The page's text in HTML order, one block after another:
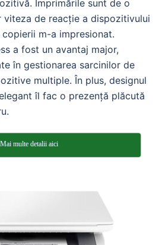
Imprimările sunt de o
viteza de reacție a dispozitivului
m-a impresionat.
a fost un avantaj major,
în gestionarea sarcinilor de
multiple. În plus, designul
îl fac o prezență plăcută
Mai multe detalii aici